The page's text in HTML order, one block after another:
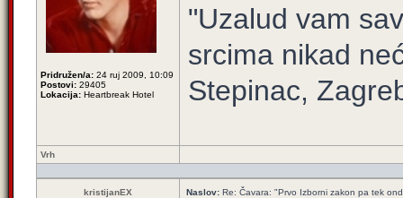
Pridružen/a: 24 ruj 2009, 10:09
Postovi: 29405
Lokacija: Heartbreak Hotel
"Uzalud vam
srcima nikad
Stepinac,
Vrh
kristijanEX Naslov: Re: Čavara: "Prvo Izborni zakon pa tek